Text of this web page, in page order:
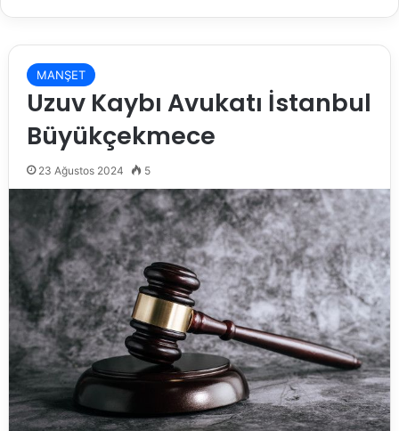
MANŞET
Uzuv Kaybı Avukatı İstanbul
Büyükçekmece
23 Ağustos 2024 5